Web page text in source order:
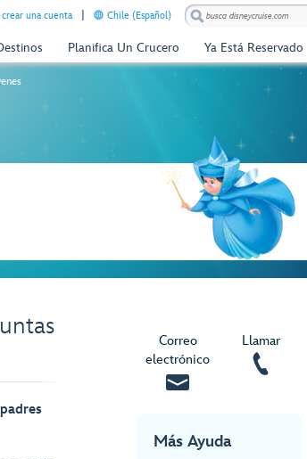
una cuenta Chile (Español)
Planifica Un Crucero Ya Está Reservado
Correo
electrónico
Llamar
Más Ayuda